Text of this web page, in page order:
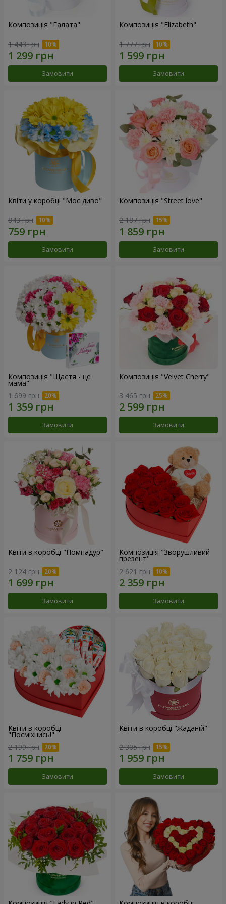
Композиція "Галата"
1 443 грн
Замовити
Композиція "Elizabeth"
1 777 грн
Замовити
Квіти у коробці "Моє диво"
843 грн
Замовити
Композиція "Street love"
2 187 грн
Замовити
Композиція "Щастя - це
мама"
1 699 грн
Замовити
Композиція "Velvet Cherry"
3 465 грн
Замовити
Квіти в коробці "Помпадур"
2 124 грн
Замовити
Композиція "Зворушливий
презент"
2 621 грн
Замовити
Квіти в коробці
"Посміхнись!"
2 199 грн
Замовити
Квіти в коробці "Жаданій"
2 305 грн
Замовити